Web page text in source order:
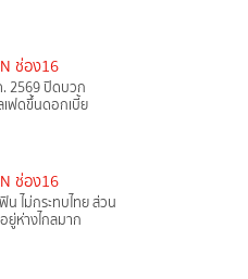
ช่อง16
2569 ปิดบวก
ฟดขึ้นดอกเบี้ย
ช่อง16
ไม่กระทบไทย ส่วน
ยู่ห่างไกลมาก